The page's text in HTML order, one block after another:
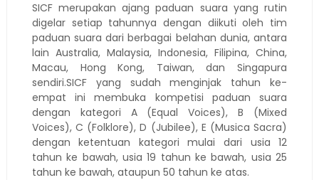
SICF merupakan ajang paduan suara yang rutin
digelar setiap tahunnya dengan diikuti oleh tim
paduan suara dari berbagai belahan dunia, antara
lain Australia, Malaysia, Indonesia, Filipina, China,
Macau, Hong Kong, Taiwan, dan Singapura
sendiri.SICF yang sudah menginjak tahun ke-
empat ini membuka kompetisi paduan suara
dengan kategori A (Equal Voices), B (Mixed
Voices), C (Folklore), D (Jubilee), E (Musica Sacra)
dengan ketentuan kategori mulai dari usia 12
tahun ke bawah, usia 19 tahun ke bawah, usia 25
tahun ke bawah, ataupun 50 tahun ke atas.